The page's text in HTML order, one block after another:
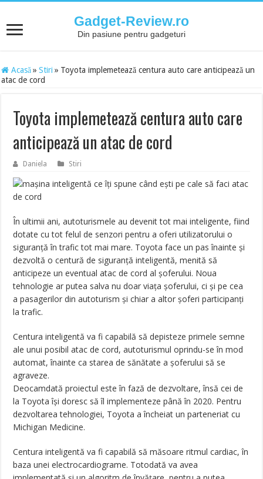
Gadget-Review.ro
Din pasiune pentru gadgeturi
Acasă » Stiri » Toyota implemetează centura auto care anticipează un
atac de cord
Toyota implemetează centura auto care
anticipează un atac de cord
Daniela Stiri
În ultimii ani, autoturismele au devenit tot mai inteligente, fiind
dotate cu tot felul de senzori pentru a oferi utilizatorului o
siguranță în trafic tot mai mare. Toyota face un pas înainte și
dezvoltă o centură de siguranță inteligentă, menită să
anticipeze un eventual atac de cord al șoferului. Noua
tehnologie ar putea salva nu doar viața șoferului, ci și pe cea
a pasagerilor din autoturism și chiar a altor șoferi participanți
la trafic.
Centura inteligentă va fi capabilă să depisteze primele semne
ale unui posibil atac de cord, autoturismul oprindu-se în mod
automat, înainte ca starea de sănătate a șoferului să se
agraveze.
Deocamdată proiectul este în fază de dezvoltare, însă cei de
la Toyota își doresc să îl implementeze până în 2020. Pentru
dezvoltarea tehnologiei, Toyota a încheiat un parteneriat cu
Michigan Medicine.
Centura inteligentă va fi capabilă să măsoare ritmul cardiac, în
baza unei electrocardiograme. Totodată va avea